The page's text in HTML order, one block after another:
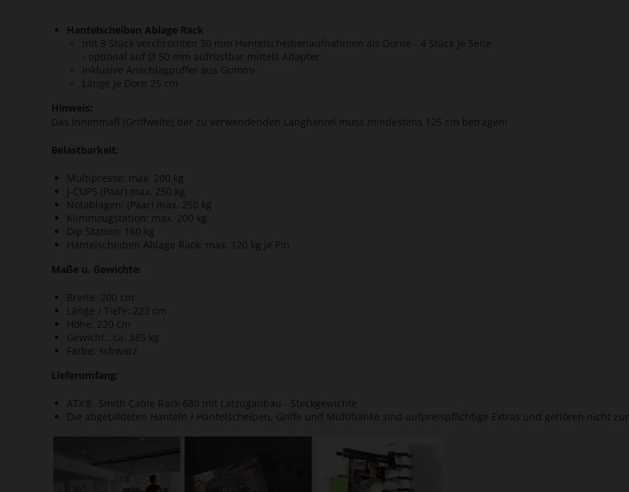
Hantelscheiben Ablage Rack
mit 8 Stück verchromten 30 mm Hantelscheibenaufnahmen als Dorne - 4 Stück je Seite
- optional auf Ø 50 mm aufrüstbar mittels Adapter
inklusive Anschlagpuffer aus Gummi
Länge je Dorn 25 cm
Hinweis:
Das Innenmaß (Griffweite) der zu verwendenden Langhantel muss mindestens 125 cm betragen!
Belastbarkeit:
Multipresse: max. 200 kg
J-CUPS (Paar) max. 250 kg
Notablagen: (Paar) max. 250 kg
Klimmzugstation: max. 200 kg
Dip Station: 160 kg
Hantelscheiben Ablage Rack: max. 120 kg je Pin
Maße u. Gewichte:
Breite: 200 cm
Länge / Tiefe: 223 cm
Höhe: 220 cm
Gewicht:. ca. 385 kg
Farbe: schwarz
Lieferumfang:
ATX® Smith Cable Rack 680 mit Latzuganbau - Steckgewichte
Die abgebildeten Hanteln / Hantelscheiben, Griffe und Multibänke sind aufpreispflichtige Extras und gehören nicht